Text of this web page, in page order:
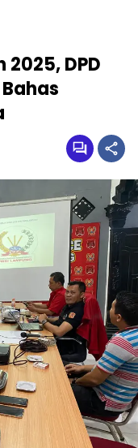
DPD